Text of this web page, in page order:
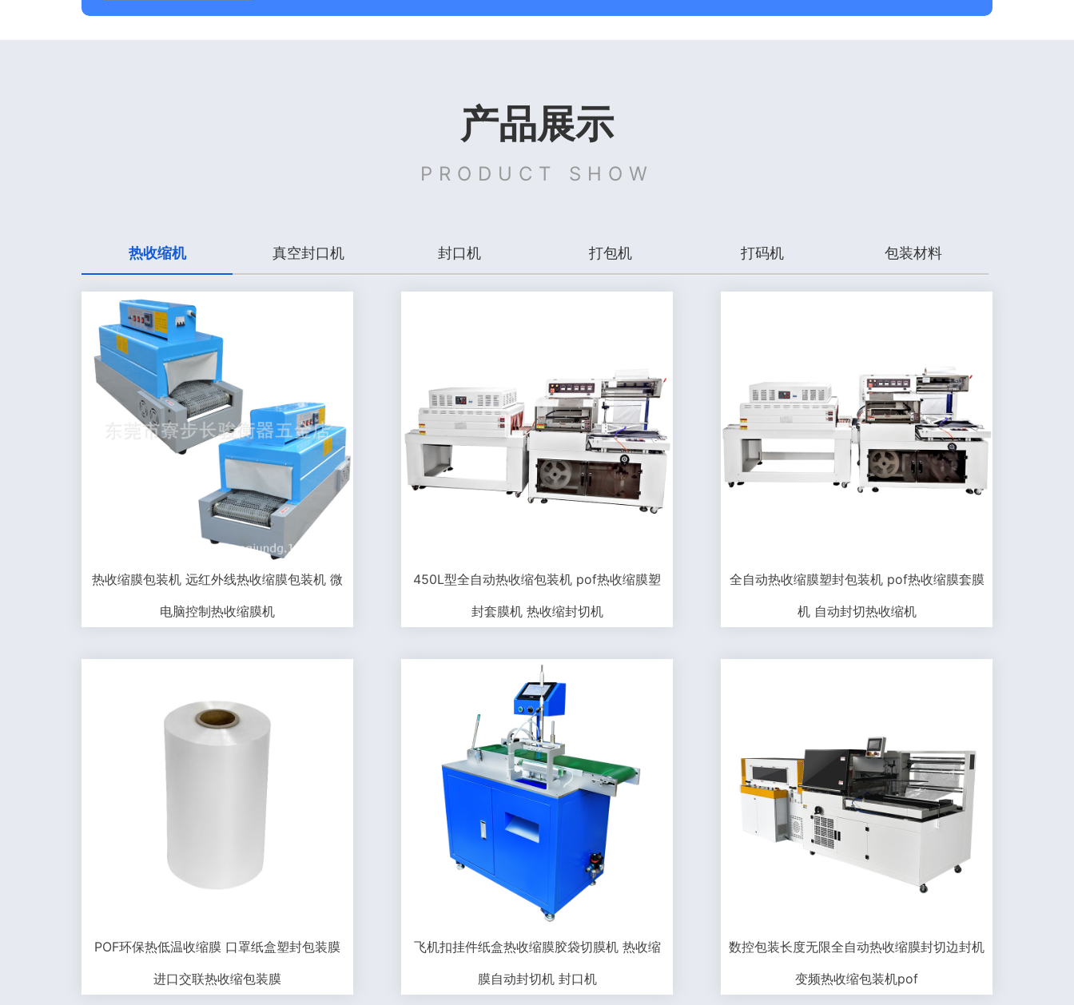
产品展示
PRODUCT SHOW
热收缩机 真空封口机 封口机 打包机 打码机 包装材料
热收缩膜包装机 远红外线热收缩膜包装机 微
电脑控制热收缩膜机
450L型全自动热收缩包装机 pof热收缩膜塑
封套膜机 热收缩封切机
全自动热收缩膜塑封包装机 pof热收缩膜套膜
机 自动封切热收缩机
POF环保热低温收缩膜 口罩纸盒塑封包装膜
进口交联热收缩包装膜
飞机扣挂件纸盒热收缩膜胶袋切膜机 热收缩
膜自动封切机 封口机
数控包装长度无限全自动热收缩膜封切边封机
变频热收缩包装机pof